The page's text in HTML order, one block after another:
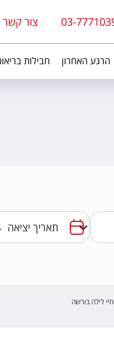
03- צור קשר
הרגע האחרון חבילות
חיי לילה בורשה